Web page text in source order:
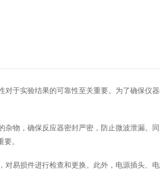
实验结果的可靠性至关重要。为了确保仪
物，确保反应器密封严密，防止微波泄漏。
。
损件进行检查和更换。此外，电源插头、